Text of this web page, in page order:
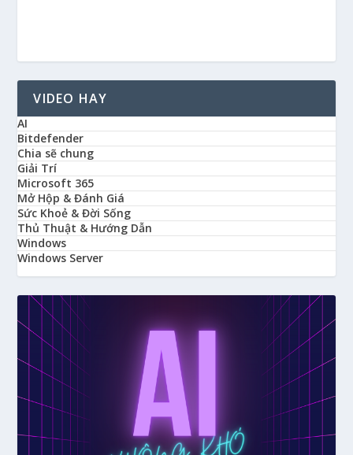
VIDEO HAY
AI
Bitdefender
Chia sẽ chung
Giải Trí
Microsoft 365
Mở Hộp & Đánh Giá
Sức Khoẻ & Đời Sống
Thủ Thuật & Hướng Dẫn
Windows
Windows Server